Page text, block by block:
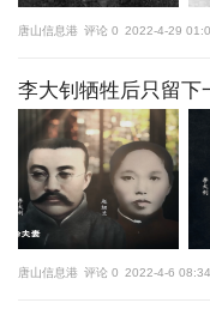
唐山信息港 评论 0 2022-4-29
李大钊牺牲后只留下
唐山信息港 评论 0 2022-4-6 08:34